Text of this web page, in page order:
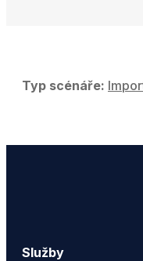
Typ scénáře:
Služby